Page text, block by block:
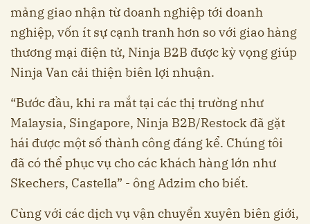
mảng giao nhận từ doanh nghiệp tới doanh
nghiệp, vốn ít sự cạnh tranh hơn so với giao hàng
thương mại điện tử, Ninja B2B được kỳ vọng giúp
Ninja Van cải thiện biên lợi nhuận.
“Bước đầu, khi ra mắt tại các thị trường như
Malaysia, Singapore, Ninja B2B/Restock đã gặt
hái được một số thành công đáng kể. Chúng tôi
đã có thể phục vụ cho các khách hàng lớn như
Skechers, Castella” - ông Adzim cho biết.
Cùng với các dịch vụ vận chuyển xuyên biên giới,